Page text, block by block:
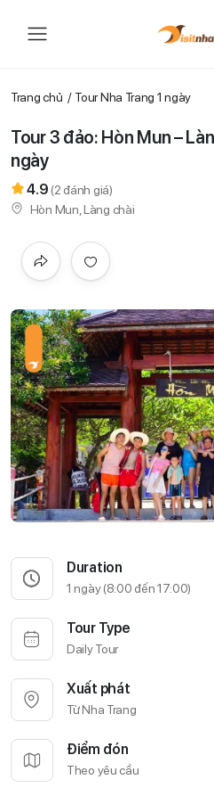
Trang chủ Tour Nha Trang 1 ngày
Tour 3 đảo: Hòn Mun –
ngày
4.9 (2 đánh giá)
Hòn Mun, Làng chài
Duration
1 ngày (8:00 đến 17:00)
Tour Type
Daily Tour
Xuất phát
Từ Nha Trang
Điểm đón
Theo yêu cầu